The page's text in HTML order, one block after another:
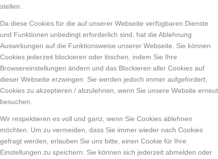
stellen.
Da diese Cookies für die auf unserer Webseite verfügbaren Dienste
und Funktionen unbedingt erforderlich sind, hat die Ablehnung
Auswirkungen auf die Funktionsweise unserer Webseite. Sie können
Cookies jederzeit blockieren oder löschen, indem Sie Ihre
Browsereinstellungen ändern und das Blockieren aller Cookies auf
dieser Webseite erzwingen. Sie werden jedoch immer aufgefordert,
Cookies zu akzeptieren / abzulehnen, wenn Sie unsere Website erneut
besuchen.
Wir respektieren es voll und ganz, wenn Sie Cookies ablehnen
möchten. Um zu vermeiden, dass Sie immer wieder nach Cookies
gefragt werden, erlauben Sie uns bitte, einen Cookie für Ihre
Einstellungen zu speichern. Sie können sich jederzeit abmelden oder